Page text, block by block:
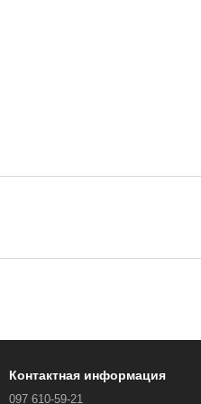
Контактная информация
097 610-59-21